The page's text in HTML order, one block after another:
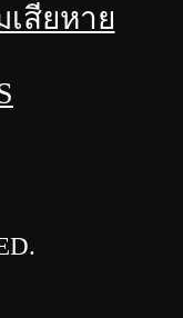
สียหาย